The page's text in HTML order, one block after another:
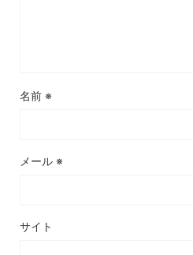
名前 ※
メール ※
サイト